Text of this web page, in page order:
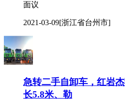
面议
2021-03-09[浙江省台州市]
急转二手自卸车，红岩
长5.8米、勒